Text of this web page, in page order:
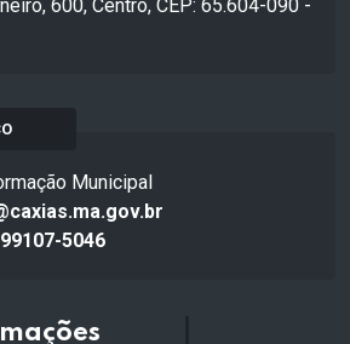
600, Centro, CEP: 65.604-090 -
Municipal
5046